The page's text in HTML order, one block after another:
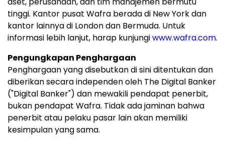
tinggi. Kantor pusat Wafra berada di New York dan
kantor lainnya di London dan Bermuda. Untuk
informasi lebih lanjut, harap kunjungiwww.wafra.com.
Pengungkapan Penghargaan
Penghargaan yang disebutkan di sini ditentukan dan
diberikan secara independen oleh The Digital Banker
("Digital Banker") dan mewakili pendapat penerbit,
bukan pendapat Wafra. Tidak ada jaminan bahwa
penerbit atau pelaku pasar lain akan memiliki
kesimpulan yang sama.